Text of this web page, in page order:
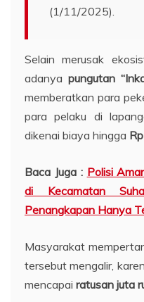
(1/11/2025).
Selain merusak
adanya pungutan
memberatkan para
para pelaku di
dikenai biaya hingga
Baca Juga : Polisi
di Kecamatan
Penangkapan Hanya
Masyarakat
tersebut mengalir,
mencapai ratusan juta